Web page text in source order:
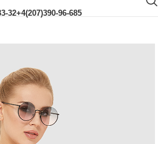
32+4(207)390-96-685